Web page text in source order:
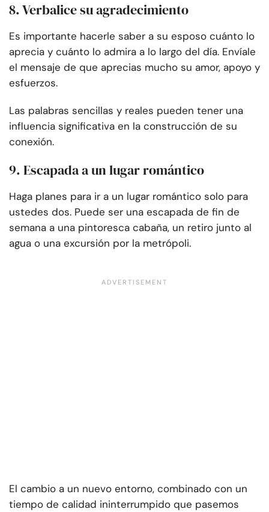
8. Verbalice su agradecimiento
Es importante hacerle saber a su esposo cuánto lo
aprecia y cuánto lo admira a lo largo del día. Envíale
el mensaje de que aprecias mucho su amor, apoyo y
esfuerzos.
Las palabras sencillas y reales pueden tener una
influencia significativa en la construcción de su
conexión.
9. Escapada a un lugar romántico
Haga planes para ir a un lugar romántico solo para
ustedes dos. Puede ser una escapada de fin de
semana a una pintoresca cabaña, un retiro junto al
agua o una excursión por la metrópoli.
El cambio a un nuevo entorno, combinado con un
tiempo de calidad ininterrumpido que pasemos